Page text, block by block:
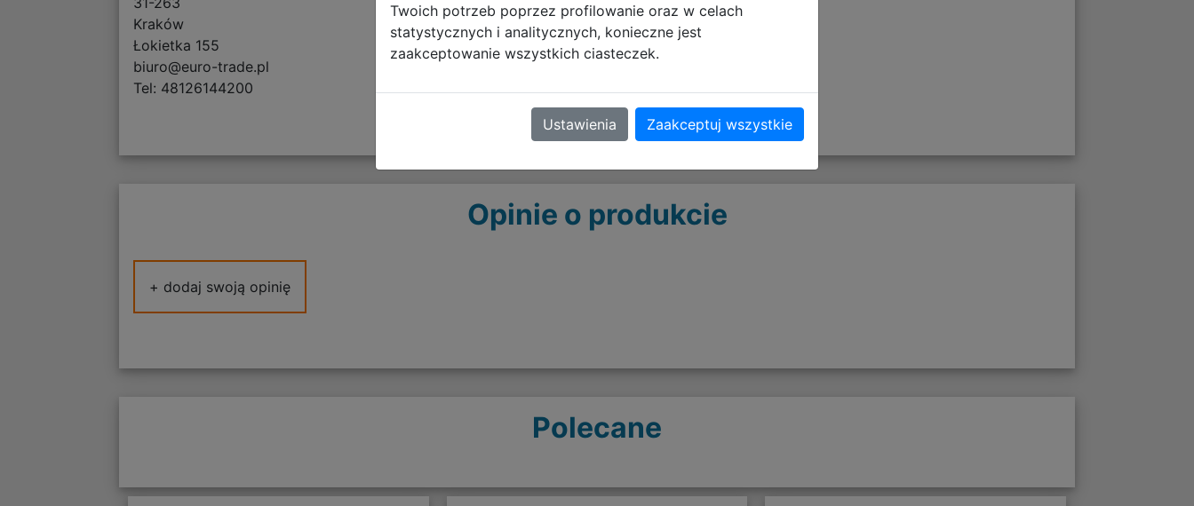
Kraków
Łokietka 155
biuro@euro-trade.pl
Tel: 48126144200
Opinie o produkcie
+ dodaj swoją opinię
Polecane
Twoich potrzeb poprzez profilowanie oraz w celach
statystycznych i analitycznych, konieczne jest
zaakceptowanie wszystkich ciasteczek.
Ustawienia Zaakceptuj wszystkie